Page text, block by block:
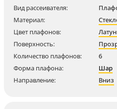
Вид рассеивателя:
Материал:
Цвет плафонов:
Поверхность:
Количество плафонов:
6
Форма плафона:
Шар
Направление:
Вниз